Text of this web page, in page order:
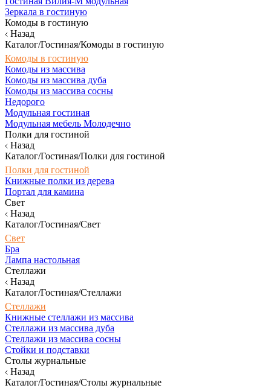
Зеркала в гостиную
Комоды в гостиную
Назад
Каталог/Гостиная/Комоды в гостиную
Комоды в гостиную
Комоды из массива
Комоды из массива дуба
Комоды из массива сосны
Недорого
Модульная гостиная
Модульная мебель Молодечно
Полки для гостиной
Назад
Каталог/Гостиная/Полки для гостиной
Полки для гостиной
Книжные полки из дерева
Портал для камина
Свет
Назад
Каталог/Гостиная/Свет
Свет
Бра
Лампа настольная
Стеллажи
Назад
Каталог/Гостиная/Стеллажи
Стеллажи
Книжные стеллажи из массива
Стеллажи из массива дуба
Стеллажи из массива сосны
Стойки и подставки
Столы журнальные
Назад
Каталог/Гостиная/Столы журнальные